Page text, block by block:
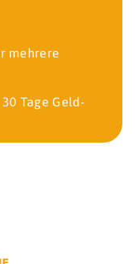
mehrere
Tage Geld-